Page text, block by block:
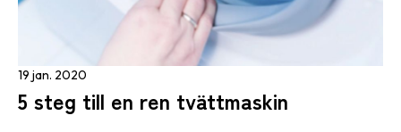
19 jan. 2020
5 steg till en ren tvättmaskin